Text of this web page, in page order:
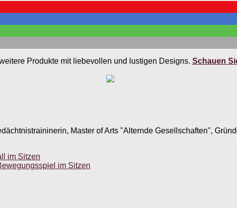
Produkte mit liebevollen und lustigen Designs. Schauen
Master of Arts "Alternde Gesellschaften",
im Sitzen
im Sitzen